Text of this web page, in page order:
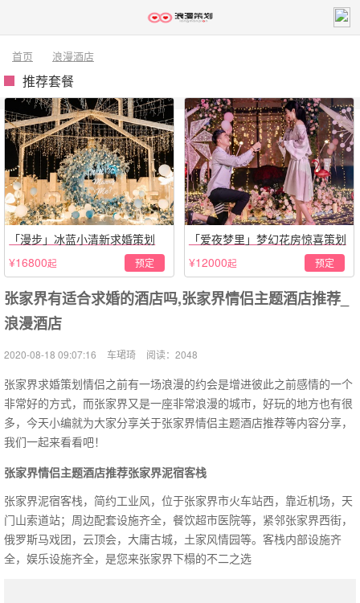
首页 浪漫酒店
推荐套餐
「漫步」冰蓝小清新求婚策划
¥16800起 预定
「爱夜梦里」梦幻花房惊喜策划
¥12000起 预定
张家界有适合求婚的酒店吗,张家界情侣主题酒店推荐_
浪漫酒店
2020-08-18 09:07:16 车珺琦 阅读：2048
张家界求婚策划情侣之前有一场浪漫的约会是增进彼此之前感情的一个
非常好的方式，而张家界又是一座非常浪漫的城市，好玩的地方也有很
多，今天小编就为大家分享关于张家界情侣主题酒店推荐等内容分享，
我们一起来看看吧！
张家界情侣主题酒店推荐张家界泥宿客栈
张家界泥宿客栈，简约工业风，位于张家界市火车站西，靠近机场，天
门山索道站；周边配套设施齐全，餐饮超市医院等，紧邻张家界西街，
俄罗斯马戏团，云顶会，大庸古城，土家风情园等。客栈内部设施齐
全，娱乐设施齐全，是您来张家界下榻的不二之选